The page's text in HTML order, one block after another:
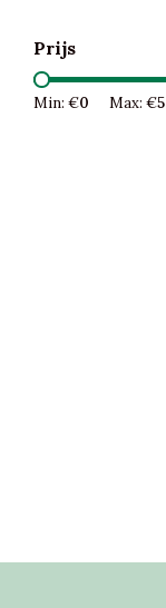
Prijs
Min: €0 Max: €5